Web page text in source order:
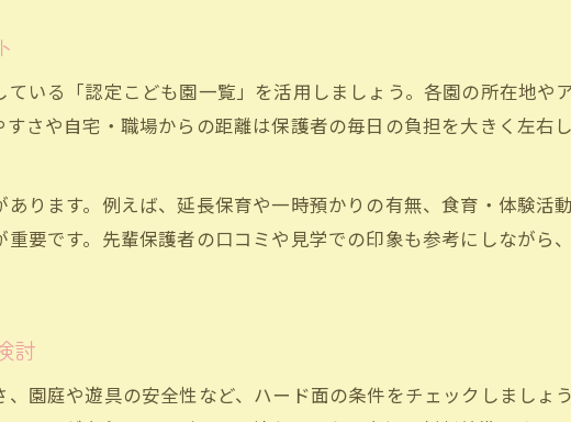
いる「認定こども園一覧」を活用しましょう。各園の所在地や
さや自宅・職場からの距離は保護者の毎日の負担を大きく左右
ります。例えば、延長保育や一時預かりの有無、食育・体験活
要です。先輩保護者の口コミや見学での印象も参考にしながら
討
園庭や遊具の安全性など、ハード面の条件をチェックしましょ